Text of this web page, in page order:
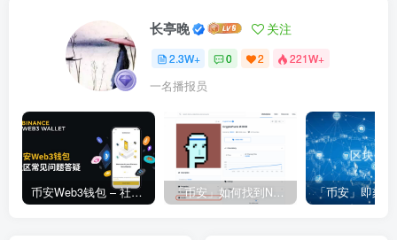
长亭晚 关注
2.3W+ 0 2 221W+
一名播报员
币安Web3钱包 – 社区常见问题答疑 「币安」如何找到NFT合约地址？